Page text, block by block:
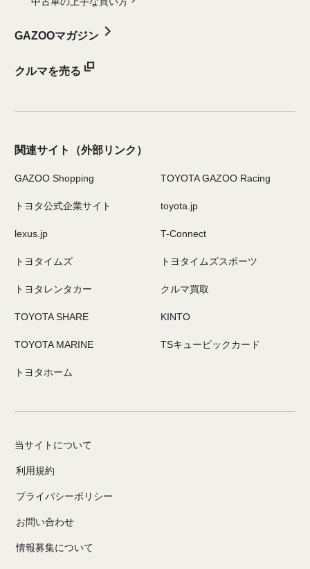
GAZOOマガジン
クルマを売る
関連サイト （外部リンク）
GAZOO Shopping TOYOTA GAZOO Racing
トヨタ公式企業サイト toyota.jp
lexus.jp T-Connect
トヨタイムズ トヨタイムズスポーツ
トヨタレンタカー クルマ買取
TOYOTA SHARE KINTO
TOYOTA MARINE TSキュービックカード
トヨタホーム
当サイトについて
利用規約
プライバシーポリシー
お問い合わせ
情報募集について